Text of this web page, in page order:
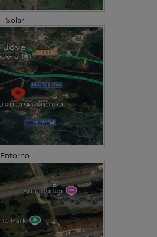
Solar
Entorno